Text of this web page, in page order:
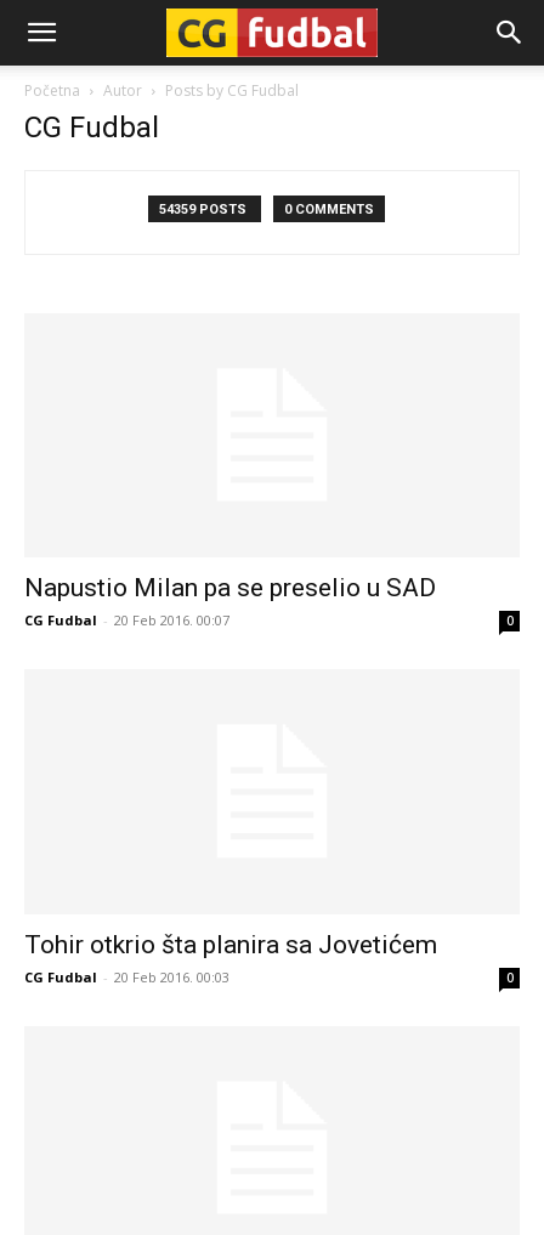
CG-
Fudbal
Početna Autor Posts by CG Fudbal
CG Fudbal
54359 POSTS 0 COMMENTS
Napustio Milan pa se preselio u SAD
CG Fudbal - 20 Feb 2016. 00:07 0
Tohir otkrio šta planira sa Jovetićem
CG Fudbal - 20 Feb 2016. 00:03 0